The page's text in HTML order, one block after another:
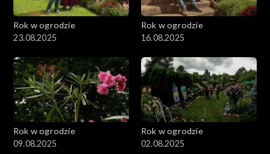
Rok w ogrodzie
23.08.2025
Rok w ogrodzie
16.08.2025
Rok w ogrodzie
09.08.2025
Rok w ogrodzie
02.08.2025